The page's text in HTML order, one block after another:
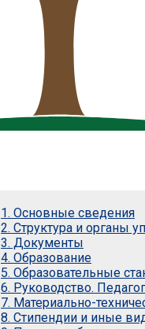
1. Основные сведения
2. Структура и органы
3. Документы
4. Образование
5. Образовательные
6. Руководство.
7. Материально-
8. Стипендии и иные